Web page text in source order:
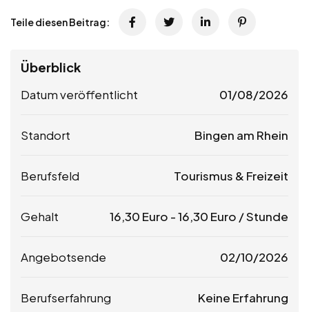
Teile diesen Beitrag:
Überblick
Datum veröffentlicht 01/08/2026
Standort Bingen am Rhein
Berufsfeld Tourismus & Freizeit
Gehalt 16,30 Euro -16,30 Euro / Stunde
Angebotsende 02/10/2026
Berufserfahrung Keine Erfahrung